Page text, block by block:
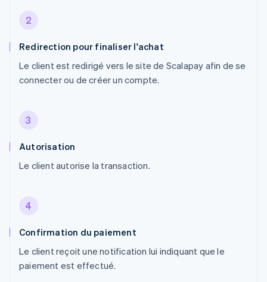
2
Redirection pour finaliser l'achat
Le client est redirigé vers le site de Scalapay afin de se
connecter ou de créer un compte.
3
Autorisation
Le client autorise la transaction.
4
Confirmation du paiement
Le client reçoit une notification lui indiquant que le
paiement est effectué.